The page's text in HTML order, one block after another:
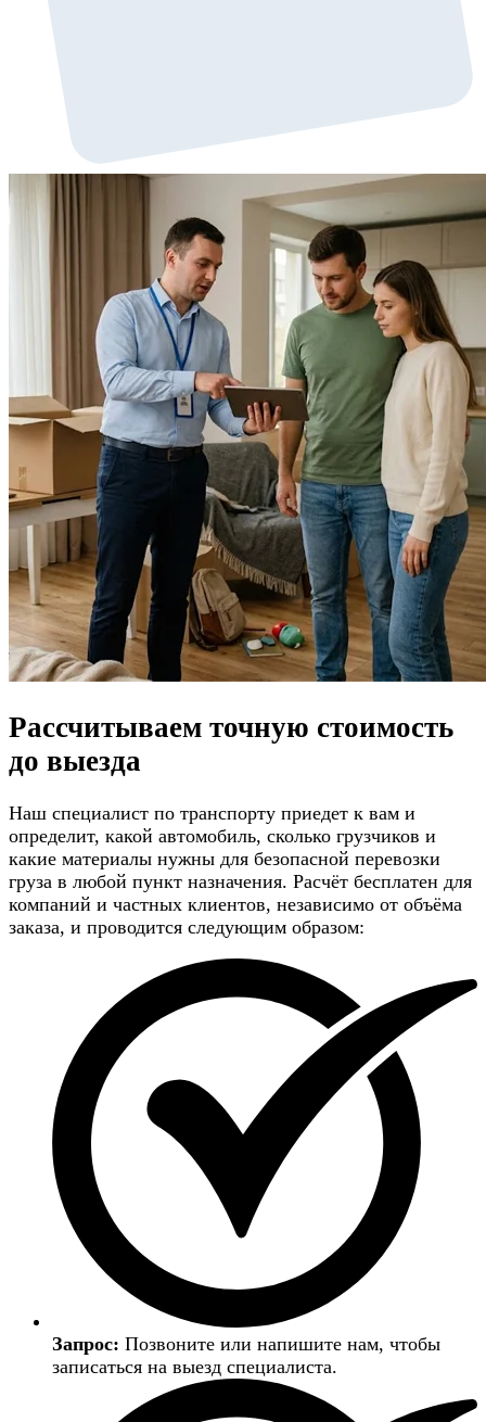
Рассчитываем точную стоимость
до выезда
Наш специалист по транспорту приедет к вам и
определит, какой автомобиль, сколько грузчиков и
какие материалы нужны для безопасной перевозки
груза в любой пункт назначения. Расчёт бесплатен для
компаний и частных клиентов, независимо от объёма
заказа, и проводится следующим образом:
Запрос: Позвоните или напишите нам, чтобы
записаться на выезд специалиста.